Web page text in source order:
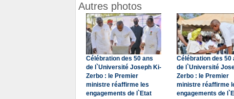
Autres photos
Célébration des 50 ans
de l`Université Joseph Ki-
Zerbo : le Premier
ministre réaffirme les
engagements de l`Etat
Célébration des 50
de l`Université
Zerbo : le Premier
ministre réaffirme
engagements de